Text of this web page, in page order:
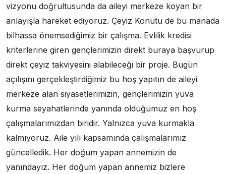
vizyonu doğrultusunda da aileyi merkeze koyan bir
anlayışla hareket ediyoruz. Çeyiz Konutu de bu manada
bilhassa önemsediğimiz bir çalışma. Evlilik kredisi
kriterlerine giren gençlerimizin direkt buraya başvurup
direkt çeyiz takviyesini alabileceği bir proje. Bugün
açılışını gerçekleştirdiğimiz bu hoş yapıtın de aileyi
merkeze alan siyasetlerimizin, gençlerimizin yuva
kurma seyahatlerinde yanında olduğumuz en hoş
çalışmalarımızdan biridir. Yalnızca yuva kurmakla
kalmıyoruz. Aile yılı kapsamında çalışmalarımız
güncelledik. Her doğum yapan annemizin de
yanındayız. Her doğum yapan annemiz bizlere